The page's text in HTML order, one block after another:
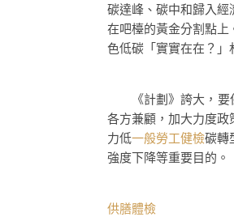
碳達峰、碳中和歸入
在吧檯的黃金分割點
色低碳「實實在在？
《計劃》誇大，要
各方兼顧，加大力度
力低一般勞工健檢碳轉
強度下降等重要目的。
供膳體檢